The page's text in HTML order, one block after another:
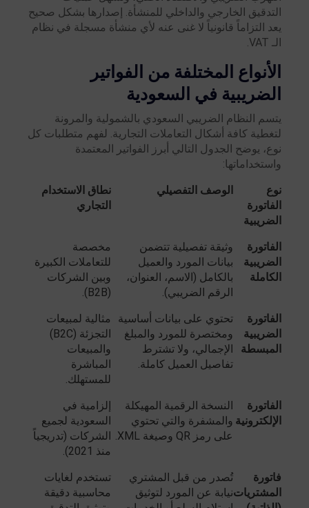
التدقيق الخارجي والداخلي للمنشأة. إصدارها بشكل صحيح
يعد التزاماً قانونياً لا غنى عنه لأي منشأة مسجلة في نظام
الـ VAT.
الأنواع المختلفة من الفواتير
الضريبية في السعودية
يتسم النظام الضريبي السعودي بالشمولية والمرونة
لتغطية كافة أشكال التعاملات التجارية. لفهم متطلبات كل
نوع، يوضح الجدول التالي أبرز الفواتير المعتمدة
واستخداماتها:
نوع
الفاتورة
الضريبية
الوصف التفصيلي
نطاق الاستخدام
التجاري
الفاتورة
الضريبية
الكاملة
وثيقة تفصيلية تتضمن
بيانات المورد والعميل
بالكامل (الاسم، العنوان،
الرقم الضريبي).
مخصصة
للتعاملات الكبيرة
وبين الشركات
(B2B).
الفاتورة
الضريبية
المبسطة
تحتوي على بيانات أساسية
ومختصرة للمورد والمبلغ
الإجمالي، ولا تشترط
تفاصيل العميل كاملة.
مثالية لمبيعات
التجزئة (B2C)
والمبيعات
المباشرة
للمستهلك.
الفاتورة
الإلكترونية
النسخة الرقمية المهيكلة
والمشفرة والتي تحتوي
على رمز QR وصيغة XML.
إلزامية في
السعودية لجميع
الشركات (تدريجياً
منذ 2021).
فاتورة
المشتريات
تُصدر من قبل المشتري
نيابة عن المورد لتوثيق
تستخدم لغايات
محاسبية دقيقة